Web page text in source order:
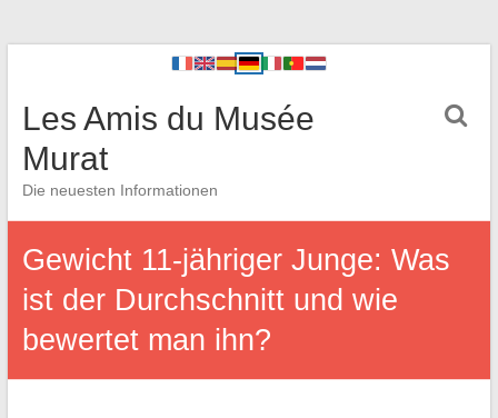
Les Amis du Musée
Murat
Die neuesten Informationen
Gewicht 11-jähriger Junge: Was
ist der Durchschnitt und wie
bewertet man ihn?